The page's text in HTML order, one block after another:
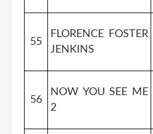
55
FLORENCE FOSTER
JENKINS
56
NOW YOU SEE ME
2